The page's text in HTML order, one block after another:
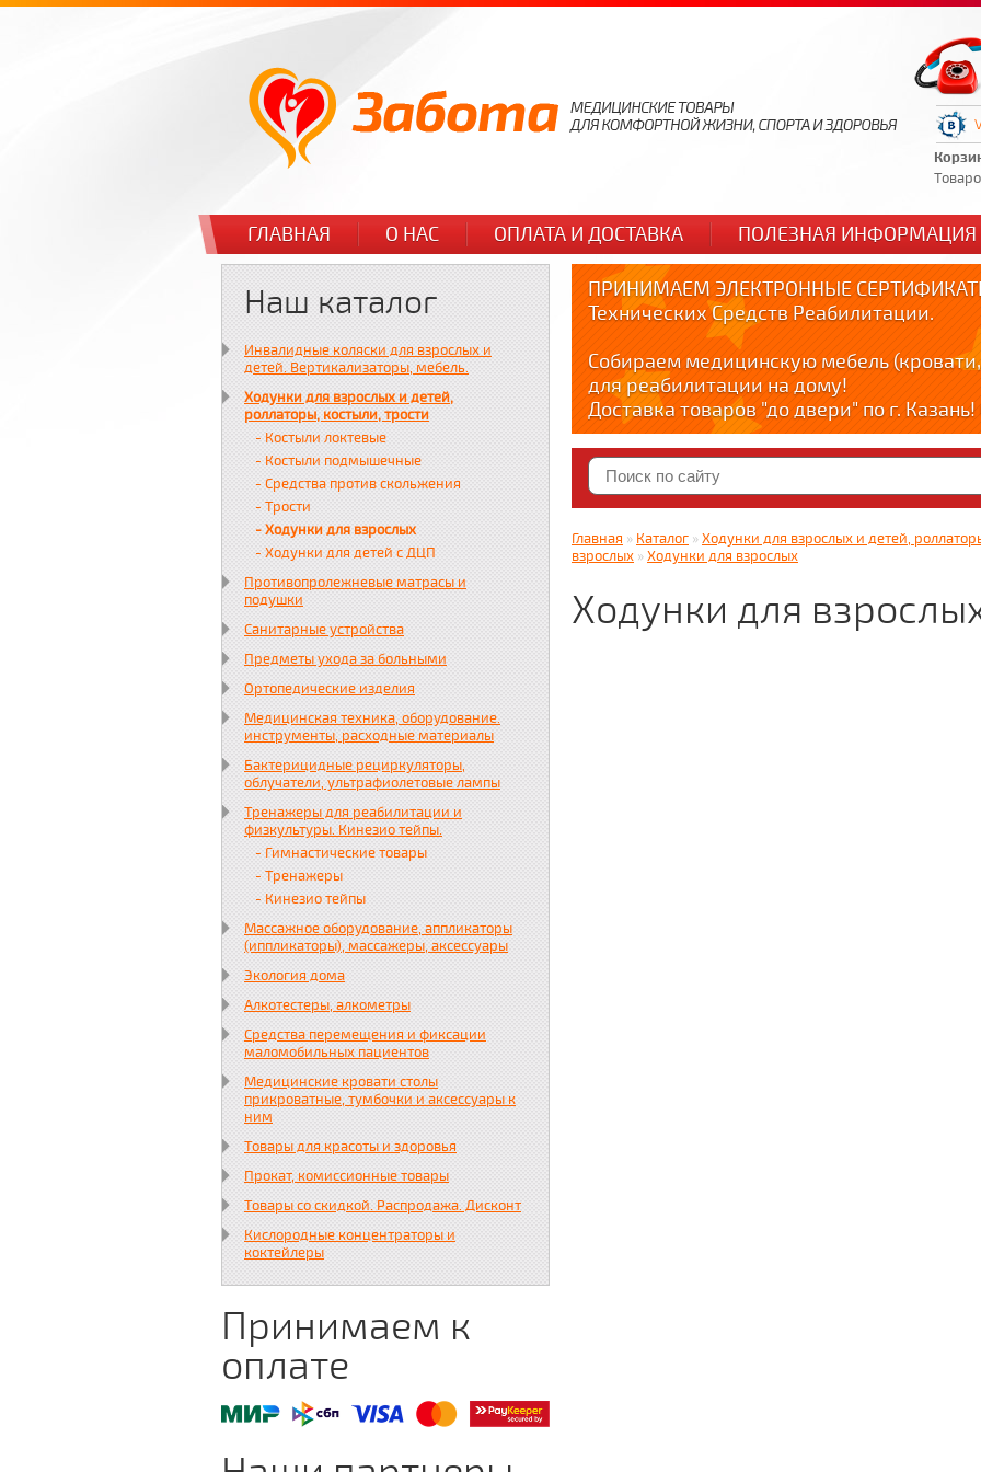
ГЛАВНАЯ О НАС ОПЛАТА И ДОСТАВКА ПОЛЕЗНАЯ ИНФОРМАЦИЯ
Наш каталог
Инвалидные коляски для взрослых и
детей. Вертикализаторы, мебель.
Ходунки для взрослых и детей,
роллаторы, костыли, трости
- Костыли локтевые
- Костыли подмышечные
- Средства против скольжения
- Трости
- Ходунки для взрослых
- Ходунки для детей с ДЦП
Противопролежневые матрасы и
подушки
Санитарные устройства
Предметы ухода за больными
Ортопедические изделия
Медицинская техника, оборудование.
инструменты, расходные материалы
Бактерицидные рециркуляторы,
облучатели, ультрафиолетовые лампы
Тренажеры для реабилитации и
физкультуры. Кинезио тейпы.
- Гимнастические товары
- Тренажеры
- Кинезио тейпы
Массажное оборудование, аппликаторы
(иппликаторы), массажеры, аксессуары
Экология дома
Алкотестеры, алкометры
Средства перемещения и фиксации
маломобильных пациентов
Медицинские кровати столы
прикроватные, тумбочки и аксессуары к
ним
Товары для красоты и здоровья
Прокат, комиссионные товары
Товары со скидкой. Распродажа. Дисконт
Кислородные концентраторы и
коктейлеры
Принимаем к
оплате
ПРИНИМАЕМ ЭЛЕКТРОННЫЕ
Технических Средств Реабилитации.
Собираем медицинскую мебель
для реабилитации на дому!
Доставка товаров "до двери" по г.
по тел. +79178595365
Краткие видео обзоры медицинских
YOUTUBE: youtube.com/@zabota16 ;
Яндекс. Дзен: dzen.ru/zabota16 ;
zabota16.ru
Всегда на связи !!! (Wats App)+79178595365.
Главная » Каталог »Ходунки для взрослых и детей,
взрослых »Ходунки для взрослых
Ходунки для